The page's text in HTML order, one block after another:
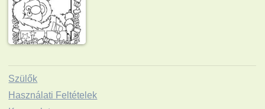
Szülők
Használati Feltételek